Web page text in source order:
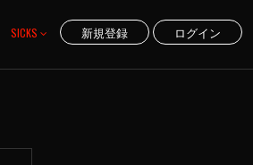
SICKS 新規登録 ログイン